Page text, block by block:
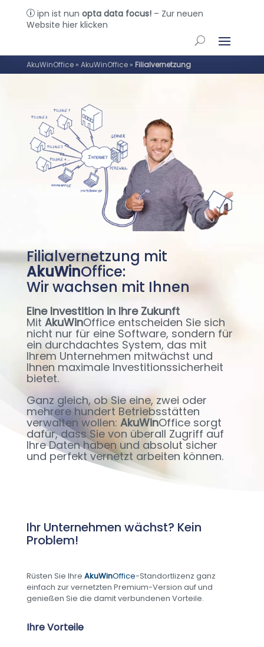
pipn ist nun opta data focus!– Zur neuen
Website hier klicken
AkuWinOffice» AkuWinOffice» Filialvernetzung
Filialvernetzung mit
AkuWinOffice:
Wir wachsen mit Ihnen
Eine Investition in Ihre Zukunft
Mit AkuWinOffice entscheiden Sie sich
nicht nur für eine Software, sondern für
ein durchdachtes System, das mit
Ihrem Unternehmen mitwächst und
Ihnen maximale Investitionssicherheit
bietet.
Ganz gleich, ob Sie eine, zwei oder
mehrere hundert Betriebsstätten
verwalten wollen: AkuWinOffice sorgt
dafür, dass Sie von überall Zugriff auf
Ihre Daten haben und absolut sicher
und perfekt vernetzt arbeiten können.
Ihr Unternehmen wächst? Kein
Problem!
Rüsten Sie Ihre AkuWinOffice-Standortlizenz ganz
einfach zur vernetzten Premium-Version auf und
genießen Sie die damit verbundenen Vorteile.
Ihre Vorteile